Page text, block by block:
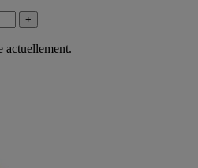
+
actuellement.